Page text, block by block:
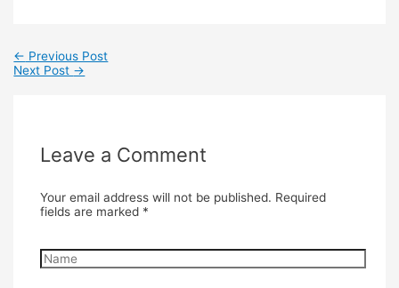
← Previous Post
Next Post →
Leave a Comment
Your email address will not be published. Required
fields are marked *
Name